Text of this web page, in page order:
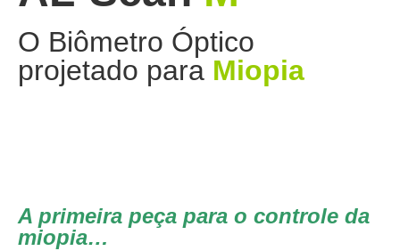
O Biômetro Óptico
projetado para Miopia
A primeira peça para o controle da
miopia…